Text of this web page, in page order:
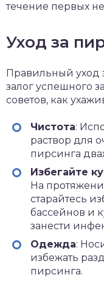
течение первых
Уход за
Правильный уход
залог успешного
советов, как
Чистота:
раствор для
пирсинга
Избегайте
На
старайтесь
бассейнов и
занести
Одежда:
избежать
пирсинга.